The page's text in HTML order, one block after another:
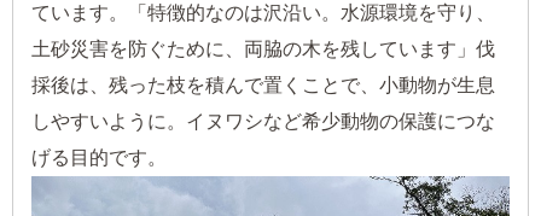
ています。「特徴的なのは沢沿い。水源環境を守り、
土砂災害を防ぐために、両脇の木を残しています」伐
採後は、残った枝を積んで置くことで、小動物が生息
しやすいように。イヌワシなど希少動物の保護につな
げる目的です。